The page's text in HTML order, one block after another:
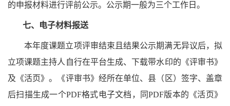
的申报材料进行评前公示。公示期一般为三个工作日。
七、 电子材料报送
本年度课题立项评审结束且结果公示期满无异议后，拟
立项课题主持人自行在平台生成、下载带水印的《评审书》
及《活页》。《评审书》经所在单位、县（区）签字、盖章
后扫描生成一个PDF格式电子文档，同PDF版本的《活页》